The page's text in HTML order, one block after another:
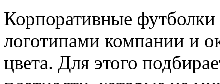
Корпоративные
логотипами компании и
цвета. Для этого